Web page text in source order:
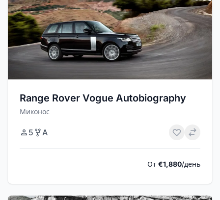
Range Rover Vogue Autobiography
Миконос
5 A
От €1,880/день